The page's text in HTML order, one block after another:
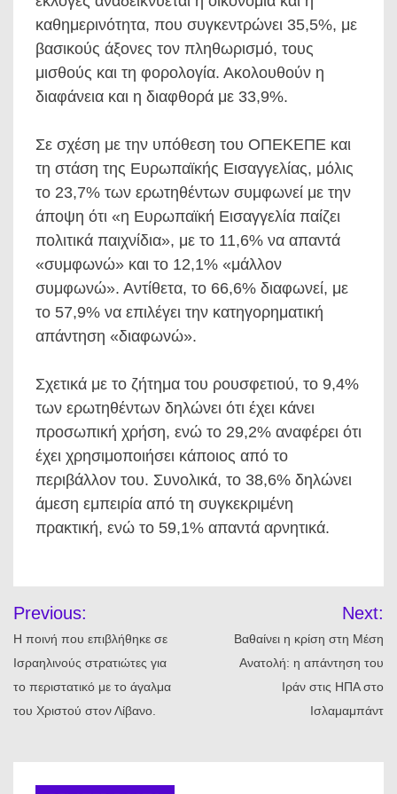
καθημερινότητα, που συγκεντρώνει 35,5%, με
βασικούς άξονες τον πληθωρισμό, τους
μισθούς και τη φορολογία. Ακολουθούν η
διαφάνεια και η διαφθορά με 33,9%.
Σε σχέση με την υπόθεση του ΟΠΕΚΕΠΕ και
τη στάση της Ευρωπαϊκής Εισαγγελίας, μόλις
το 23,7% των ερωτηθέντων συμφωνεί με την
άποψη ότι «η Ευρωπαϊκή Εισαγγελία παίζει
πολιτικά παιχνίδια», με το 11,6% να απαντά
«συμφωνώ» και το 12,1% «μάλλον
συμφωνώ». Αντίθετα, το 66,6% διαφωνεί, με
το 57,9% να επιλέγει την κατηγορηματική
απάντηση «διαφωνώ».
Σχετικά με το ζήτημα του ρουσφετιού, το 9,4%
των ερωτηθέντων δηλώνει ότι έχει κάνει
προσωπική χρήση, ενώ το 29,2% αναφέρει ότι
έχει χρησιμοποιήσει κάποιος από το
περιβάλλον του. Συνολικά, το 38,6% δηλώνει
άμεση εμπειρία από τη συγκεκριμένη
πρακτική, ενώ το 59,1% απαντά αρνητικά.
άρθρων
Previous:
Η ποινή που επιβλήθηκε σε
Ισραηλινούς στρατιώτες για
το περιστατικό με το άγαλμα
του Χριστού στον Λίβανο.
Next:
Βαθαίνει η κρίση στη Μέση
Ανατολή: η απάντηση του
Ιράν στις ΗΠΑ στο
Ισλαμαμπάντ